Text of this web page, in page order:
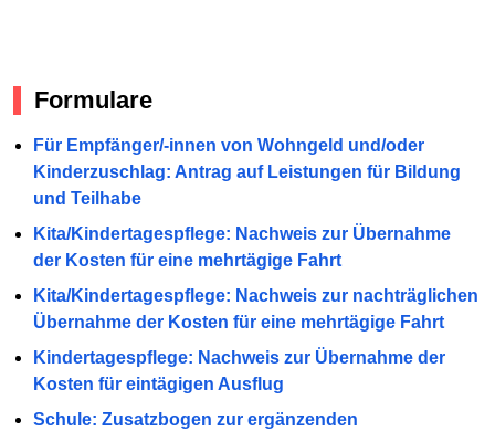
Formulare
Für Empfänger/-innen von Wohngeld und/oder
Kinderzuschlag: Antrag auf Leistungen für Bildung
und Teilhabe
Kita/Kindertagespflege: Nachweis zur Übernahme
der Kosten für eine mehrtägige Fahrt
Kita/Kindertagespflege: Nachweis zur nachträglichen
Übernahme der Kosten für eine mehrtägige Fahrt
Kindertagespflege: Nachweis zur Übernahme der
Kosten für eintägigen Ausflug
Schule: Zusatzbogen zur ergänzenden